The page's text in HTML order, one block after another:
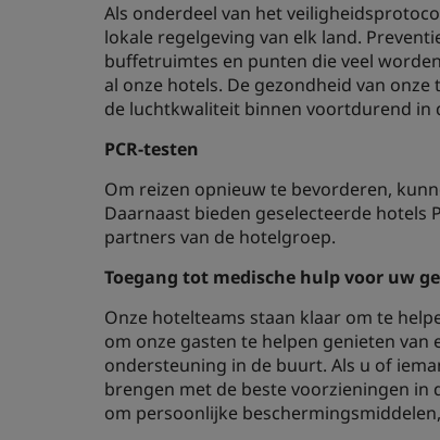
Als onderdeel van het
lokale regelgeving van elk land.
buffetruimtes en punten die veel
al onze hotels. De gezondheid van
de luchtkwaliteit binnen voortdurend in
PCR-testen
Om reizen opnieuw te bevorderen,
Daarnaast bieden geselecteerde hotels
partners van de hotelgroep.
Toegang tot medische hulp voor uw
Onze hotelteams staan klaar om te
om onze gasten te helpen genieten
ondersteuning in de buurt. Als u of
brengen met de beste voorzieningen in
om persoonlijke